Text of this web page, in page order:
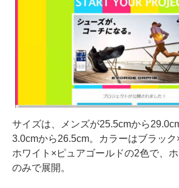
サイズは、メンズが25.5cmから
3.0cmから26.5cm。カラーはブラッ
ホワイト×ピュアゴールドの2色で、
のみで展開。